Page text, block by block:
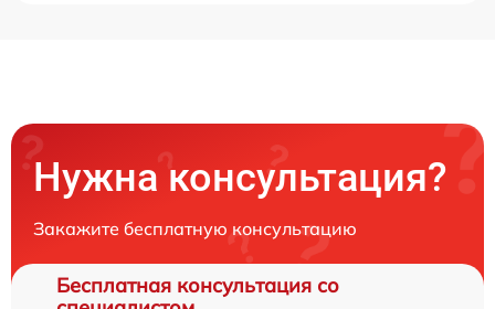
Нужна консультация?
Закажите бесплатную консультацию
Бесплатная консультация со